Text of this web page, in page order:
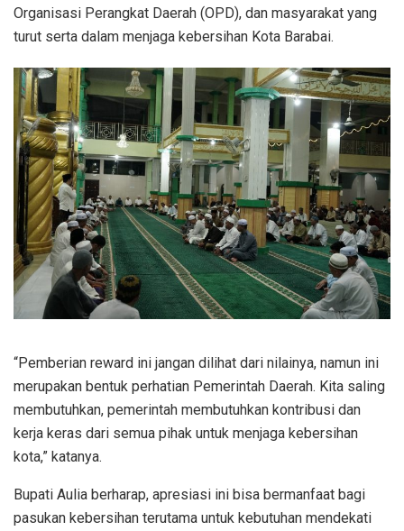
Organisasi Perangkat Daerah (OPD), dan masyarakat yang
turut serta dalam menjaga kebersihan Kota Barabai.
“Pemberian reward ini jangan dilihat dari nilainya, namun ini
merupakan bentuk perhatian Pemerintah Daerah. Kita saling
membutuhkan, pemerintah membutuhkan kontribusi dan
kerja keras dari semua pihak untuk menjaga kebersihan
kota,” katanya.
Bupati Aulia berharap, apresiasi ini bisa bermanfaat bagi
pasukan kebersihan terutama untuk kebutuhan mendekati